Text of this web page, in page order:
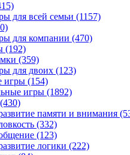
для всей семьи (1157)
для компании (470)
(192)
(359)
для двоих (123)
игры (154)
игры (1892)
(430)
памяти и внимания
(332)
(123)
логики (222)